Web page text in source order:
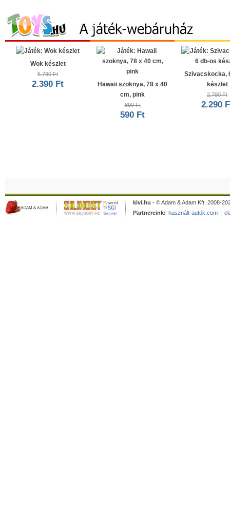
Wok készlet
5.790 Ft
2.390 Ft
Hawaii szoknya, 78 x 40
cm, pink
890 Ft
590 Ft
Szivacskocka,
készlet
2.790 Ft
2.290
kivi.hu - © Adam & Adam Kft. 2008-
Partnereink: használt-autók.com |